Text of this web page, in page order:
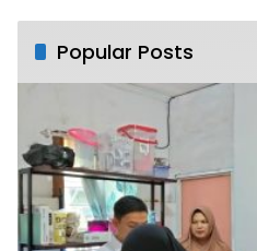
Popular Posts